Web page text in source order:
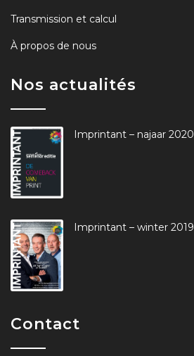
Transmission et calcul
À propos de nous
Nos actualités
Imprintant – najaar 2020
Imprintant – winter 2019
Contact